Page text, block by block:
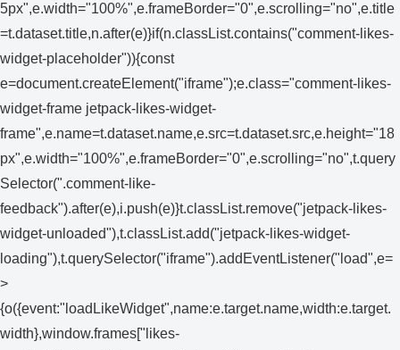
5px",e.width="100%",e.frameBorder="0",e.scrolling="no",e.title
=t.dataset.title,n.after(e)}if(n.classList.contains("comment-likes-
widget-placeholder")){const
e=document.createElement("iframe");e.class="comment-likes-
widget-frame jetpack-likes-widget-
frame",e.name=t.dataset.name,e.src=t.dataset.src,e.height="18
px",e.width="100%",e.frameBorder="0",e.scrolling="no",t.query
Selector(".comment-like-
feedback").after(e),i.push(e)}t.classList.remove("jetpack-likes-
widget-unloaded"),t.classList.add("jetpack-likes-widget-
loading"),t.querySelector("iframe").addEventListener("load",e=
>
{o({event:"loadLikeWidget",name:e.target.name,width:e.target.
width},window.frames["likes-